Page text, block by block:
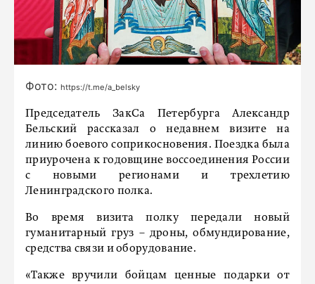
Фото: https://t.me/a_belsky
Председатель ЗакСа Петербурга Александр
Бельский рассказал о недавнем визите на
линию боевого соприкосновения. Поездка была
приурочена к годовщине воссоединения России
с новыми регионами и трехлетию
Ленинградского полка.
Во время визита полку передали новый
гуманитарный груз – дроны, обмундирование,
средства связи и оборудование.
«Также вручили бойцам ценные подарки от